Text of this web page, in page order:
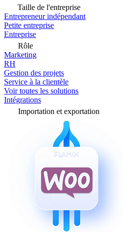
Taille de l'entreprise
Entrepreneur indépendant
Petite entreprise
Entreprise
Rôle
Marketing
RH
Gestion des projets
Service à la clientèle
Voir toutes les solutions
Intégrations
Importation et exportation